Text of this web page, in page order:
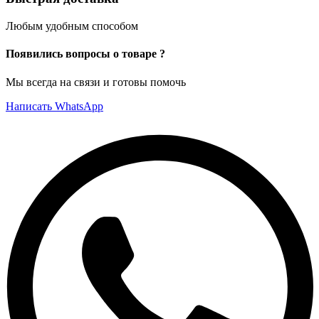
Любым удобным способом
Появились вопросы о товаре ?
Мы всегда на связи и готовы помочь
Написать WhatsApp